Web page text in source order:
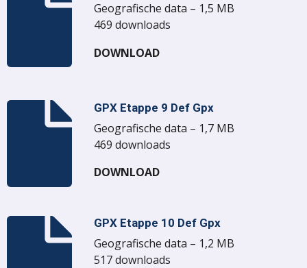
Geografische data – 1,5 MB
469 downloads
DOWNLOAD
GPX Etappe 9 Def Gpx
Geografische data – 1,7 MB
469 downloads
DOWNLOAD
GPX Etappe 10 Def Gpx
Geografische data – 1,2 MB
517 downloads